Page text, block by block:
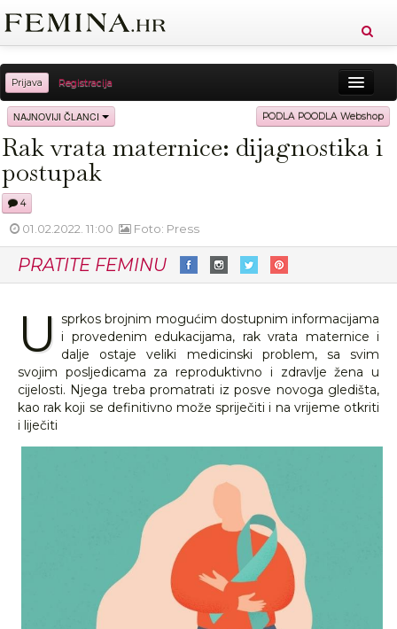
Prijava Registracija
Sreća Zdravlje Vitkost
Moda Ljubav Relax Putovanja Recepti
NAJNOVIJI ČLANCI PODLA POODLA Webshop
Rak vrata maternice: dijagnostika i
postupak
4
01.02.2022. 11:00 Foto: Press
PRATITE FEMINU
U sprkos brojnim mogućim dostupnim informacijama
i provedenim edukacijama, rak vrata maternice i
dalje ostaje veliki medicinski problem, sa svim
svojim posljedicama za reproduktivno i zdravlje žena u
cijelosti. Njega treba promatrati iz posve novoga gledišta,
kao rak koji se definitivno može spriječiti i na vrijeme otkriti
i liječiti